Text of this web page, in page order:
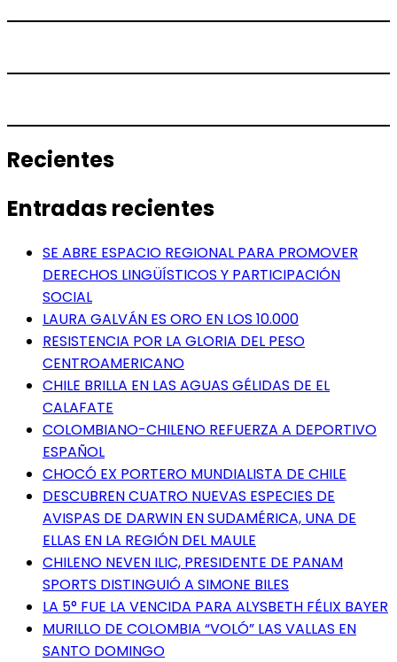
Recientes
Entradas recientes
SE ABRE ESPACIO REGIONAL PARA PROMOVER
DERECHOS LINGÜÍSTICOS Y PARTICIPACIÓN
SOCIAL
LAURA GALVÁN ES ORO EN LOS 10.000
RESISTENCIA POR LA GLORIA DEL PESO
CENTROAMERICANO
CHILE BRILLA EN LAS AGUAS GÉLIDAS DE EL
CALAFATE
COLOMBIANO-CHILENO REFUERZA A DEPORTIVO
ESPAÑOL
CHOCÓ EX PORTERO MUNDIALISTA DE CHILE
DESCUBREN CUATRO NUEVAS ESPECIES DE
AVISPAS DE DARWIN EN SUDAMÉRICA, UNA DE
ELLAS EN LA REGIÓN DEL MAULE
CHILENO NEVEN ILIC, PRESIDENTE DE PANAM
SPORTS DISTINGUIÓ A SIMONE BILES
LA 5° FUE LA VENCIDA PARA ALYSBETH FÉLIX BAYER
MURILLO DE COLOMBIA “VOLÓ” LAS VALLAS EN
SANTO DOMINGO